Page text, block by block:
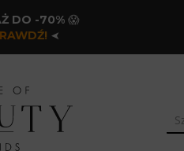
DO -70%😱
➤